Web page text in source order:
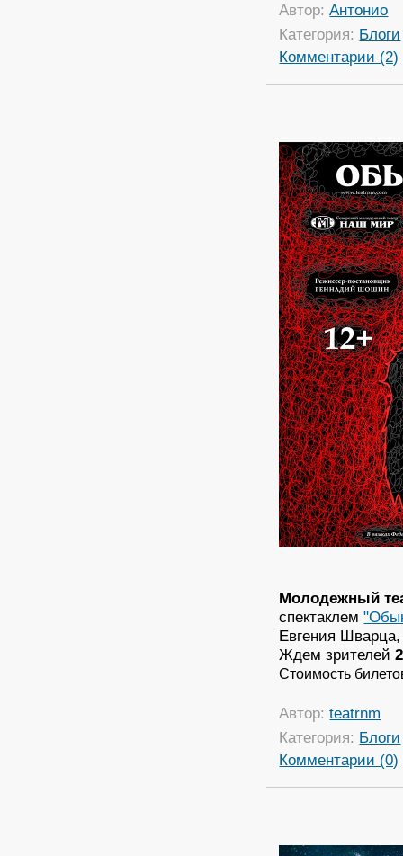
Автор:Антонио
Категория: Блоги
Комментарии (2)
Молодежный
спектаклем
Евгения
Ждем зрителей
Стоимость
Автор:teatrnm
Категория: Блоги
Комментарии (0)